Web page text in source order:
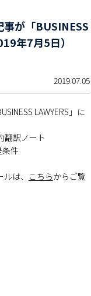
が「BUSINESS
年7月5日）
2019.07.05
LAWYERS」に
翻訳ノート
件
は、 こちらからご覧